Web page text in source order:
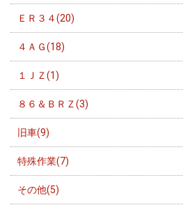
ＥＲ３４(20)
４ＡＧ(18)
１ＪＺ(1)
８６＆ＢＲＺ(3)
旧車(9)
特殊作業(7)
その他(5)